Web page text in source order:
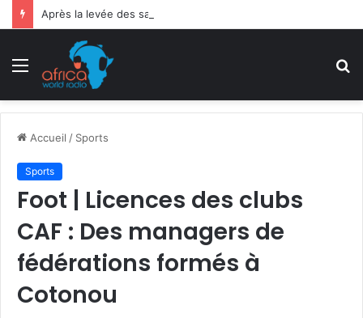
Menu
Accueil / Sports
Sports
Foot | Licences des clubs
CAF : Des managers de
fédérations formés à
Cotonou